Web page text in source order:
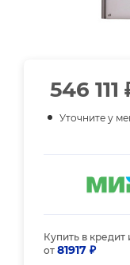
546 111
Уточните у
Купить в кредит
от 81917 ₽